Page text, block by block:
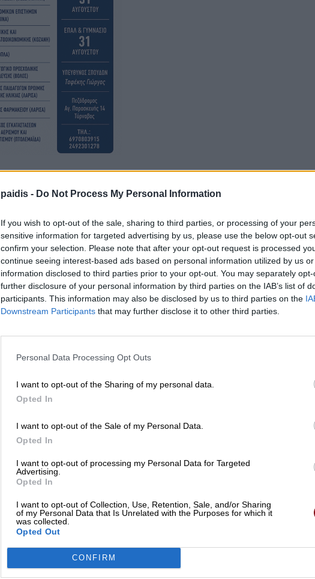
paidis - Do Not Process My Personal Information
If you wish to opt-out of the sale, sharing to third parties, or processing of your
sensitive information for targeted advertising by us, please use the below opt-out
confirm your selection. Please note that after your opt-out request is processed
continue seeing interest-based ads based on personal information utilized by us
information disclosed to third parties prior to your opt-out. You may separately
further disclosure of your personal information by third parties on the IAB’s list of
participants. This information may also be disclosed by us to third parties on the
Downstream Participants that may further disclose it to other third parties.
Personal Data Processing Opt Outs
I want to opt-out of the Sharing of my personal data.
Opted In
I want to opt-out of the Sale of my Personal Data.
Opted In
I want to opt-out of processing my Personal Data for Targeted
Advertising.
Opted In
I want to opt-out of Collection, Use, Retention, Sale, and/or Sharing
of my Personal Data that Is Unrelated with the Purposes for which it
was collected.
Opted Out
CONFIRM